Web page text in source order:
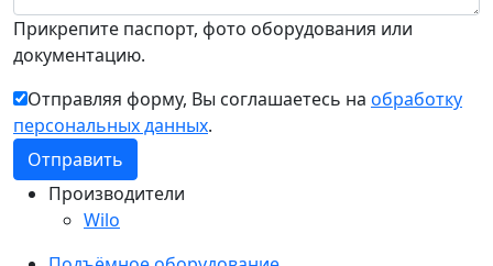
Производители
Wilo
Прикрепите паспорт, фото оборудования или
документацию.
Отправляя форму, Вы соглашаетесь на обработку
персональных данных.